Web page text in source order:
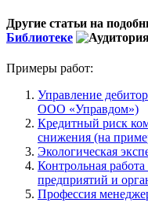
Другие статьи на
Библиотеке
Примеры работ:
Управление
ООО «Управдом»)
Кредитный риск
снижения (на
Экологическая
Контрольная
предприятий и
Профессия